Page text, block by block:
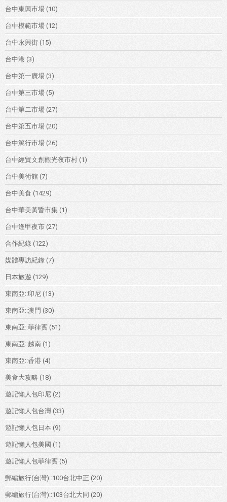
台中東興市場 (10)
台中模範市場 (12)
台中永興街 (15)
台中港 (3)
台中第一廣場 (3)
台中第三市場 (5)
台中第二市場 (27)
台中第五市場 (20)
台中篤行市場 (26)
台中經貿文創觀光夜市村 (1)
台中美術館 (7)
台中美食 (1429)
台中華美黃昏市集 (1)
台中逢甲夜市 (27)
合作紀錄 (122)
媒體專訪紀錄 (7)
日本旅遊 (129)
東南亞::印尼 (13)
東南亞::澳門 (30)
東南亞::菲律賓 (51)
東南亞::越南 (1)
東南亞::香港 (4)
美食大攻略 (18)
遊記懶人包印尼 (2)
遊記懶人包台灣 (33)
遊記懶人包日本 (9)
遊記懶人包美國 (1)
遊記懶人包菲律賓 (5)
郵編旅行(台灣)::100台北中正 (20)
郵編旅行(台灣)::103台北大同 (20)